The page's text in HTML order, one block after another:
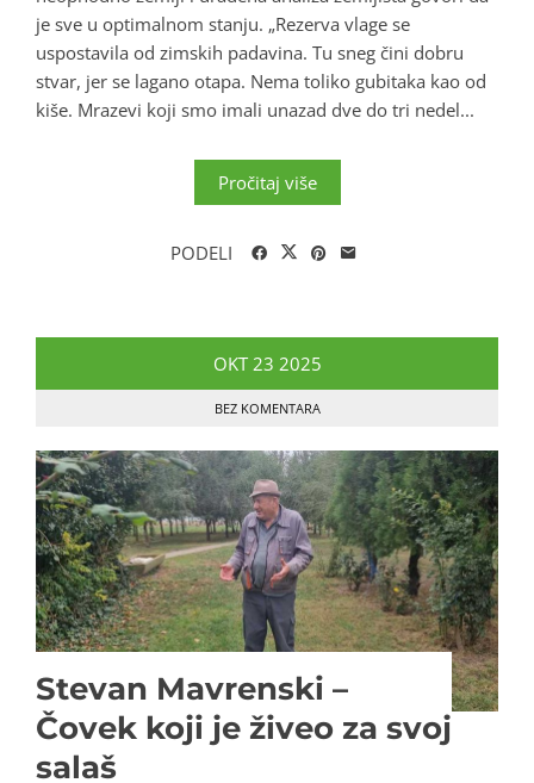
je sve u optimalnom stanju. „Rezerva vlage se
uspostavila od zimskih padavina. Tu sneg čini dobru
stvar, jer se lagano otapa. Nema toliko gubitaka kao od
kiše. Mrazevi koji smo imali unazad dve do tri nedel...
Pročitaj više
PODELI
OKT 23 2025
BEZ KOMENTARA
Stevan Mavrenski –
Čovek koji je živeo za svoj
salaš